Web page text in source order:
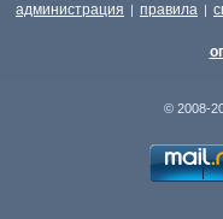
администрация | правила |
© 2008-